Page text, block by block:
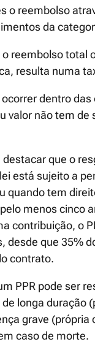
o reembolso
da
reembolso total
resulta numa
dentro
valor não tem de
que o
está sujeito a
quando tem
menos cinco
contribuição, o
desde que 35%
contrato.
PPR pode ser
longa duração
grave
caso de morte.